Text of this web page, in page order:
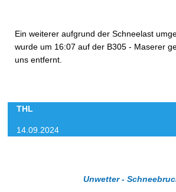
Ein weiterer aufgrund der Schneelast
wurde um 16:07 auf der B305 - Maserer
uns entfernt.
THL
14.09.2024
Unwetter -